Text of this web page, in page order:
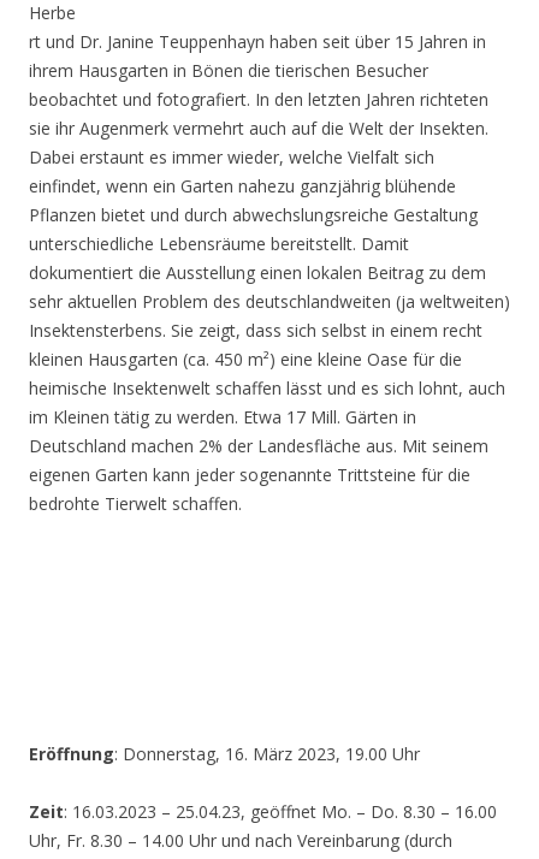
Herbe
rt und Dr. Janine Teuppenhayn haben seit über 15 Jahren in
ihrem Hausgarten in Bönen die tierischen Besucher
beobachtet und fotografiert. In den letzten Jahren richteten
sie ihr Augenmerk vermehrt auch auf die Welt der Insekten.
Dabei erstaunt es immer wieder, welche Vielfalt sich
einfindet, wenn ein Garten nahezu ganzjährig blühende
Pflanzen bietet und durch abwechslungsreiche Gestaltung
unterschiedliche Lebensräume bereitstellt. Damit
dokumentiert die Ausstellung einen lokalen Beitrag zu dem
sehr aktuellen Problem des deutschlandweiten (ja weltweiten)
Insektensterbens. Sie zeigt, dass sich selbst in einem recht
kleinen Hausgarten (ca. 450 m²) eine kleine Oase für die
heimische Insektenwelt schaffen lässt und es sich lohnt, auch
im Kleinen tätig zu werden. Etwa 17 Mill. Gärten in
Deutschland machen 2% der Landesfläche aus. Mit seinem
eigenen Garten kann jeder sogenannte Trittsteine für die
bedrohte Tierwelt schaffen.
Eröffnung: Donnerstag, 16. März 2023, 19.00 Uhr
Zeit: 16.03.2023 – 25.04.23, geöffnet Mo. – Do. 8.30 – 16.00
Uhr, Fr. 8.30 – 14.00 Uhr und nach Vereinbarung (durch